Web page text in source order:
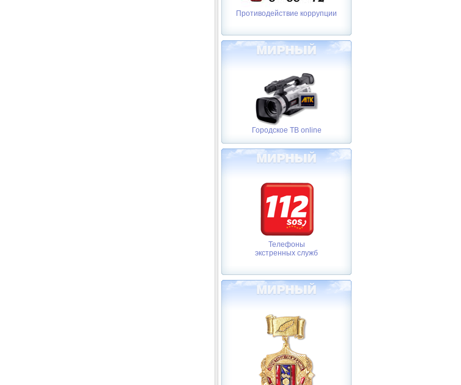
Противодействие коррупции
Городское ТВ online
Телефоны
экстренных служб